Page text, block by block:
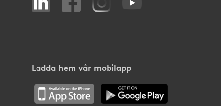
Ladda hem vår mobilapp